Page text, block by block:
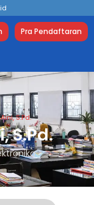
Pra Pendaftaran
S.Pd.
S.Pd.